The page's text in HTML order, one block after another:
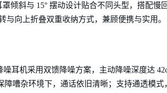
罩倾斜与 15° 摆动设计贴合不同头型，搭配
与向上折叠双重收纳方式，兼顾便携与实用。
噪耳机采用双馈降噪方案，主动降噪深度达
障嘈杂环境下，通话依旧清晰；支持通透模